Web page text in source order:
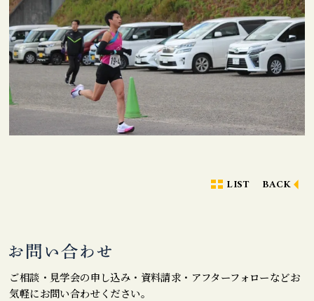
LIST BACK
ご相談・見学会の申し込み・資料請求・アフターフォローなどお
気軽にお問い合わせください。